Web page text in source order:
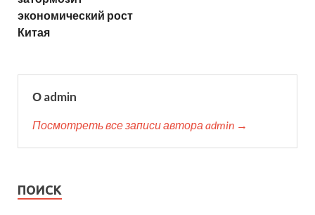
экономический рост
Китая
О admin
Посмотреть все записи автора admin →
ПОИСК